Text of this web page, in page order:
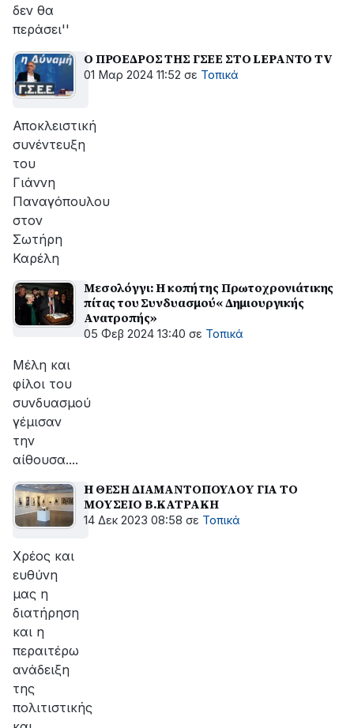
δεν θα
περάσει''
Ο ΠΡΟΕΔΡΟΣ ΤΗΣ ΓΣΕΕ ΣΤΟ LEPANTO TV
01 Μαρ 2024 11:52 σε Τοπικά
Αποκλειστική
συνέντευξη
του
Γιάννη
Παναγόπουλου
στον
Σωτήρη
Καρέλη
Μεσολόγγι: H κοπή της Πρωτοχρονιάτικης
πίτας του Συνδυασμού« Δημιουργικής
Ανατροπής»
05 Φεβ 2024 13:40 σε Τοπικά
Μέλη και
φίλοι του
συνδυασμού
γέμισαν
την
αίθουσα....
H ΘΕΣΗ ΔΙΑΜΑΝΤΟΠΟΥΛΟΥ ΓΙΑ ΤΟ
ΜΟΥΣΕΙΟ Β.ΚΑΤΡΑΚΗ
14 Δεκ 2023 08:58 σε Τοπικά
Χρέος και
ευθύνη
μας η
διατήρηση
και η
περαιτέρω
ανάδειξη
της
πολιτιστικής